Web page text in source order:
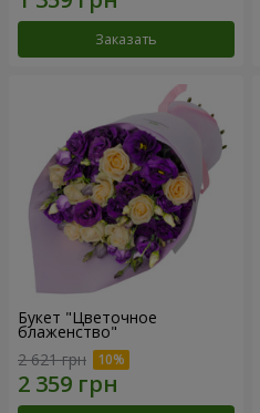
Заказать
Букет "Цветочное
блаженство"
2 621 грн